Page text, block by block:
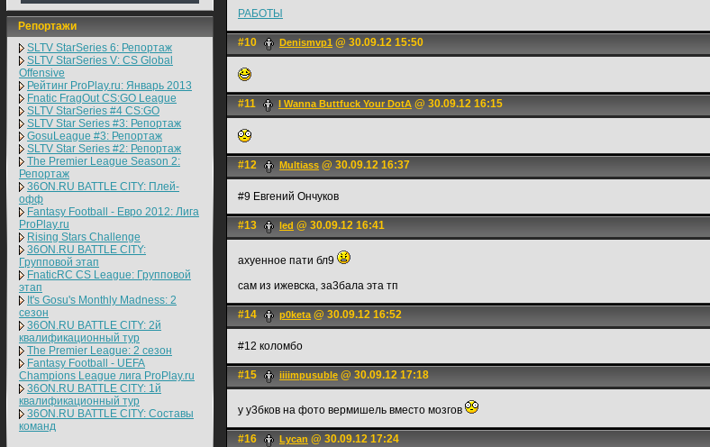
Репортажи
SLTV StarSeries 6: Репортаж
SLTV StarSeries V: CS Global
Offensive
Рейтинг ProPlay.ru: Январь 2013
Fnatic FragOut CS:GO League
SLTV StarSeries #4 CS:GO
SLTV Star Series #3: Репортаж
GosuLeague #3: Репортаж
SLTV Star Series #2: Репортаж
The Premier League Season 2:
Репортаж
36ON.RU BATTLE CITY: Плей-
офф
Fantasy Football - Евро 2012: Лига
ProPlay.ru
Rising Stars Challenge
36ON.RU BATTLE CITY:
Групповой этап
FnaticRC CS League: Групповой
этап
It's Gosu's Monthly Madness: 2
сезон
36ON.RU BATTLE CITY: 2й
квалификационный тур
The Premier League: 2 cезон
Fantasy Football - UEFA
Champions League лига ProPlay.ru
36ON.RU BATTLE CITY: 1й
квалификационный тур
36ON.RU BATTLE CITY: Составы
команд
РАБОТЫ
#10 Denismvp1 @ 30.09.12 15:50
#11 I Wanna Buttfuck Your DotA @ 30.09.12 16:15
#12 Multiass @ 30.09.12 16:37
#9 Евгений Ончуков
#13 led @ 30.09.12 16:41
ахуенное пати бл9
сам из ижевска, за3бала эта тп
#14 p0keta@ 30.09.12 16:52
#12 коломбо
#15 iiiimpusuble @ 30.09.12 17:18
у у3бков на фото вермишель вместо мозгов
#16 Lycan @ 30.09.12 17:24